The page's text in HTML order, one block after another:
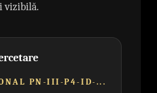
vizibilă.
PN-III-P4-ID-...